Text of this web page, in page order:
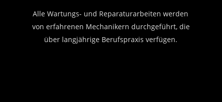
Alle Wartungs- und Reparaturarbeiten werden
von erfahrenen Mechanikern durchgeführt, die
über langjährige Berufspraxis verfügen.